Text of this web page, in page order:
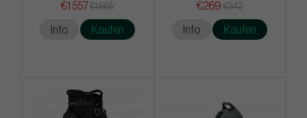
€1 557€1 665
Info Kaufen
€269 €342
Info Kaufen